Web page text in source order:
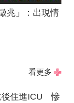
兆」：出現情
看更多
後住進ICU 慘